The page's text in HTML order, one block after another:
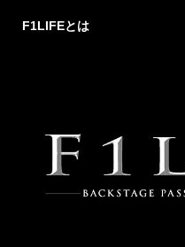
F1LIFEとは